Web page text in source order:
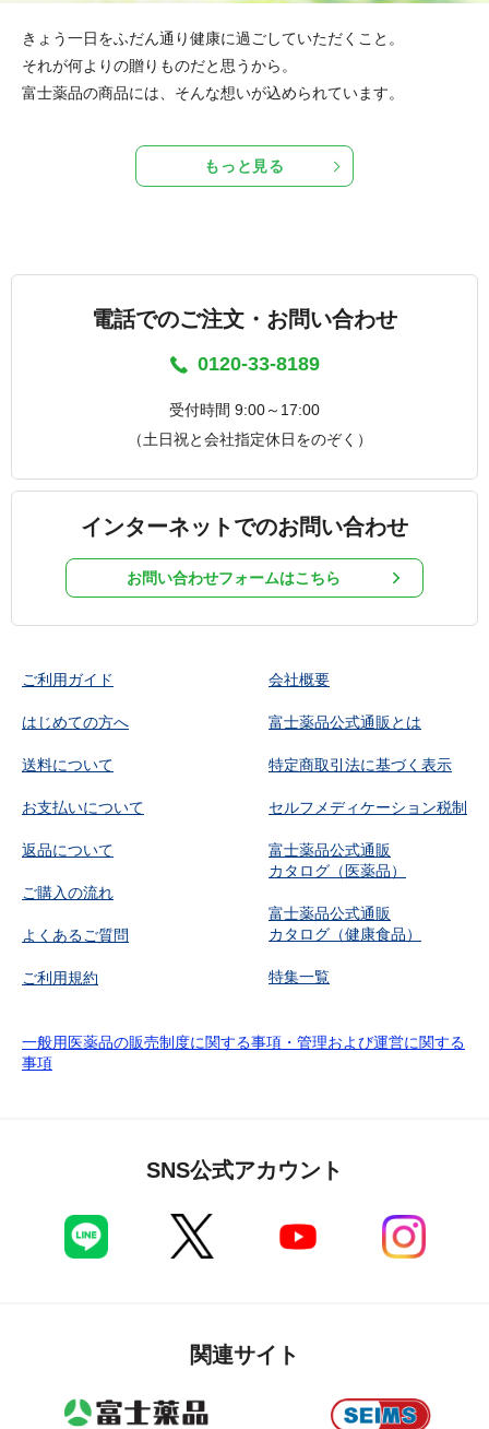
きょう一日をふだん通り健康に過ごしていただくこと。
それが何よりの贈りものだと思うから。
富士薬品の商品には、そんな想いが込められています。
もっと見る
電話でのご注文・お問い合わせ
0120-33-8189
受付時間 9:00～17:00
（土日祝と会社指定休日をのぞく）
インターネットでのお問い合わせ
お問い合わせフォームはこちら
ご利用ガイド
はじめての方へ
送料について
お支払いについて
返品について
ご購入の流れ
よくあるご質問
ご利用規約
会社概要
富士薬品公式通販とは
特定商取引法に基づく表示
セルフメディケーション税制
富士薬品公式通販
カタログ（医薬品）
富士薬品公式通販
カタログ（健康食品）
特集一覧
一般用医薬品の販売制度に関する事項・管理および運営に関する
事項
SNS公式アカウント
関連サイト